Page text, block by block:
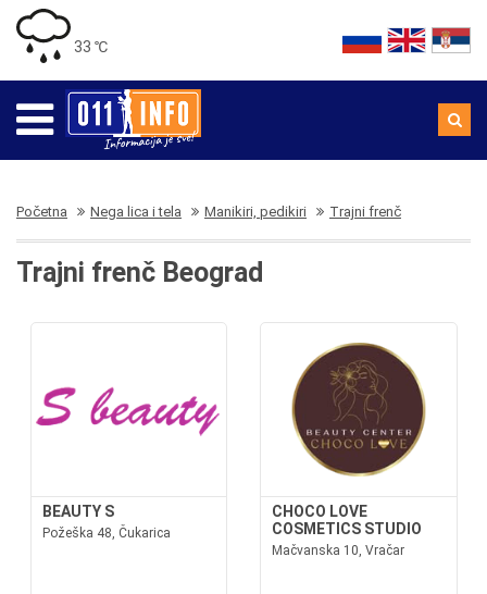
33 ℃
Početna Nega lica i tela Manikiri, pedikiri Trajni frenč
Trajni frenč Beograd
BEAUTY S
Požeška 48, Čukarica
CHOCO LOVE
COSMETICS STUDIO
Mačvanska 10, Vračar